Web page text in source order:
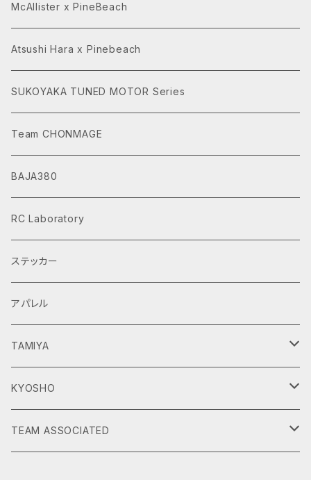
McAllister x PineBeach
Atsushi Hara x Pinebeach
SUKOYAKA TUNED MOTOR Series
Team CHONMAGE
BAJA380
RC Laboratory
ステッカー
アパレル
TAMIYA
DT-02
DT-03
KYOSHO
Scorpion
TEAM ASSOCIATED